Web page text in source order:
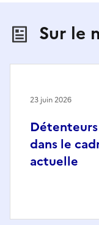
Sur le
dans le
actuelle
23 juin 2026